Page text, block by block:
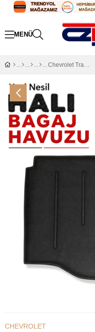
Chevrolet Trax Halı Bagaj Havuzu (2013 - 2022 Arası)
CHEVROLET